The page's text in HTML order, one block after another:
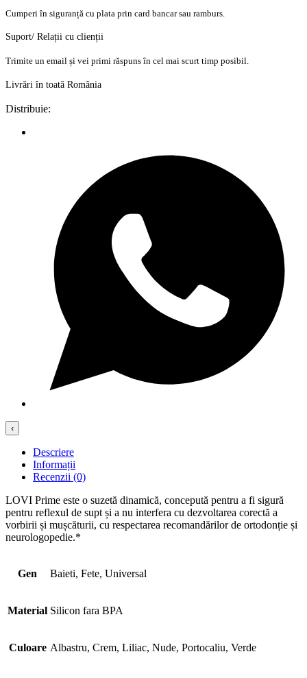
Cumperi în siguranță cu plata prin card bancar sau ramburs.
Suport/ Relații cu clienții
Trimite un email și vei primi răspuns în cel mai scurt timp posibil.
Livrări în toată România
Distribuie:
‹
Descriere
Informații
Recenzii (0)
LOVI Prime este o suzetă dinamică, concepută pentru a fi sigură
pentru reflexul de supt și a nu interfera cu dezvoltarea corectă a
vorbirii și mușcăturii, cu respectarea recomandărilor de ortodonție și
neurologopedie.*
Gen Baieti, Fete, Universal
Material Silicon fara BPA
Culoare Albastru, Crem, Liliac, Nude, Portocaliu, Verde